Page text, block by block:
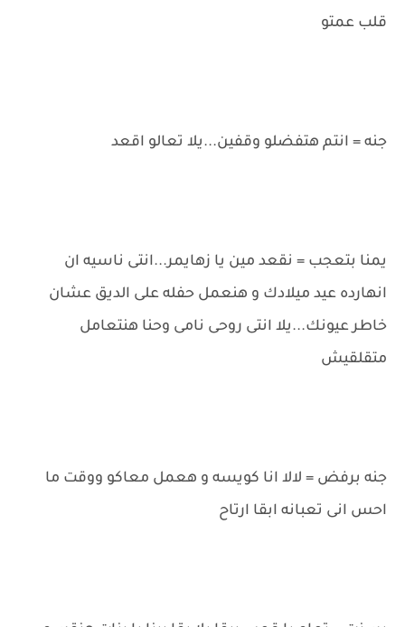
قلب عمتو
جنه = انتم هتفضلو وقفين...يلا تعالو اقعد
يمنا بتعجب = نقعد مين يا زهايمر...انتى ناسيه ان
انهارده عيد ميلادك و هنعمل حفله على الديق عشان
خاطر عيونك...يلا انتى روحى نامى وحنا هنتعامل
متقلقيش
جنه برفض = لالا انا كويسه و هعمل معاكو ووقت ما
احس انى تعبانه ابقا ارتاح